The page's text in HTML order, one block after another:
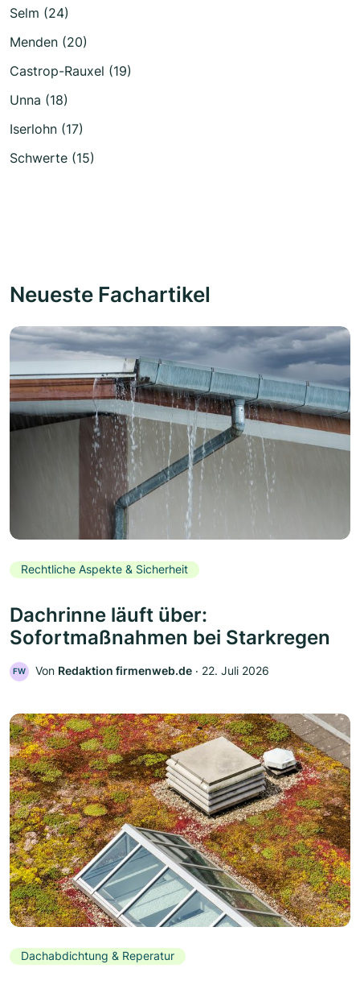
Selm (24)
Menden (20)
Castrop-Rauxel (19)
Unna (18)
Iserlohn (17)
Schwerte (15)
Neueste Fachartikel
Rechtliche Aspekte & Sicherheit
Dachrinne läuft über:
Sofortmaßnahmen bei Starkregen
FW Von Redaktion firmenweb.de ‧ 22. Juli 2026
Dachabdichtung & Reperatur